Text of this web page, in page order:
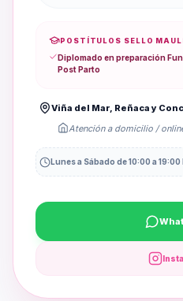
POSTÍTULOS SELLO
Diplomado en preparación
Post Parto
Viña del Mar, Reñaca y
Atención a domicilio /
Lunes a Sábado de 10:00 a 19:00